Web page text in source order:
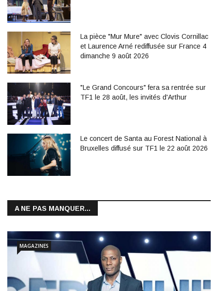
La pièce "Mur Mure" avec Clovis Cornillac
et Laurence Arné rediffusée sur France 4
dimanche 9 août 2026
"Le Grand Concours" fera sa rentrée sur
TF1 le 28 août, les invités d'Arthur
Le concert de Santa au Forest National à
Bruxelles diffusé sur TF1 le 22 août 2026
A NE PAS MANQUER...
MAGAZINES